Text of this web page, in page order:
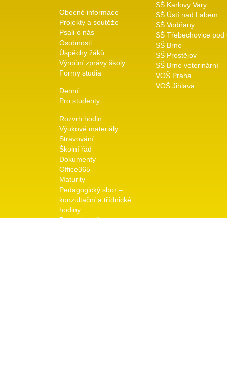
Obecné informace
Projekty a soutěže
Psali o nás
Osobnosti
Úspěchy žáků
Výroční zprávy školy
Formy studia
Denní
Pro studenty
Rozvrh hodin
Výukové materiály
Stravování
Školní řád
Dokumenty
Office365
Maturity
Pedagogický sbor –
konzultační a třídnické
hodiny
Pro uchazeče
SŠ Karlovy Vary
SŠ Ústí nad Labem
SŠ Vodňany
SŠ Třebechovice pod
SŠ Brno
SŠ Prostějov
SŠ Brno veterinární
VOŠ Praha
VOŠ Jihlava